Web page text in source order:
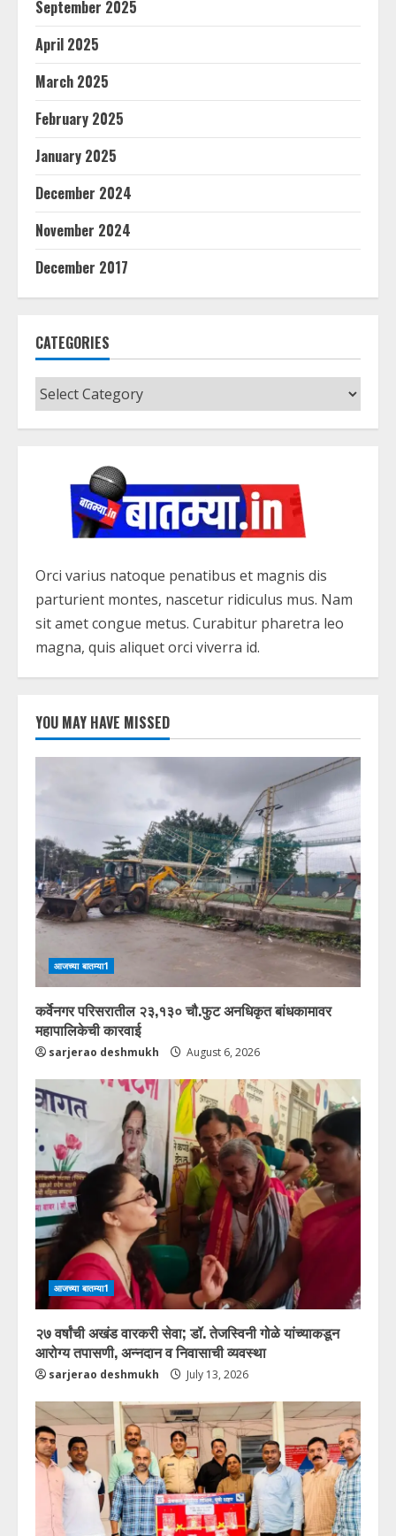
September 2025
April 2025
March 2025
February 2025
January 2025
December 2024
November 2024
December 2017
CATEGORIES
Categories
Orci varius natoque penatibus et magnis dis
parturient montes, nascetur ridiculus mus. Nam
sit amet congue metus. Curabitur pharetra leo
magna, quis aliquet orci viverra id.
YOU MAY HAVE MISSED
आजच्या बातम्या1
कर्वेनगर परिसरातील २३,१३० चौ.फुट अनधिकृत बांधकामावर
महापालिकेची कारवाई
sarjerao deshmukh August 6, 2026
आजच्या बातम्या1
२७ वर्षांची अखंड वारकरी सेवा; डॉ. तेजस्विनी गोळे यांच्याकडून
आरोग्य तपासणी, अन्नदान व निवासाची व्यवस्था
sarjerao deshmukh July 13, 2026